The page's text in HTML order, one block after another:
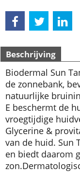
Beschrijving
Biodermal Sun
de zonnebank,
natuurlijke
E beschermt de
vroegtijdige
Glycerine &
van de huid. Sun
en biedt daarom
zon.